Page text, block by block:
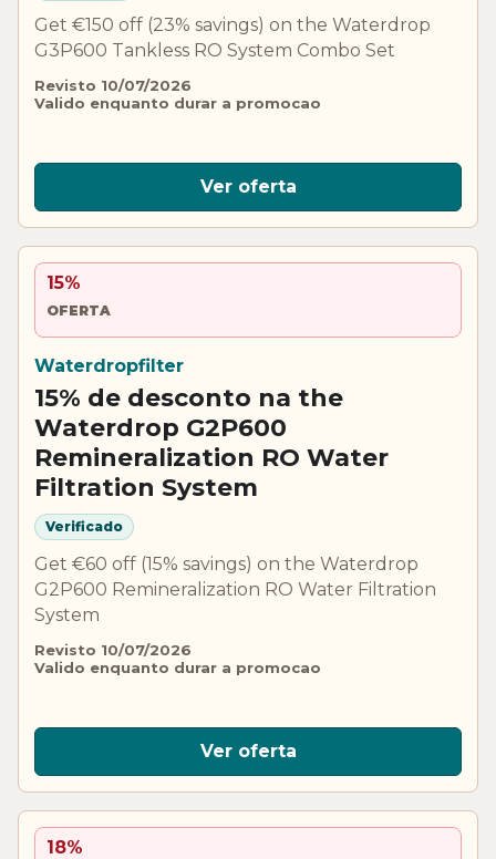
Get €150 off (23% savings) on the Waterdrop
G3P600 Tankless RO System Combo Set
Revisto 10/07/2026
Valido enquanto durar a promocao
Ver oferta
15%
OFERTA
Waterdropfilter
15% de desconto na the
Waterdrop G2P600
Remineralization RO Water
Filtration System
Verificado
Get €60 off (15% savings) on the Waterdrop
G2P600 Remineralization RO Water Filtration
System
Revisto 10/07/2026
Valido enquanto durar a promocao
Ver oferta
18%